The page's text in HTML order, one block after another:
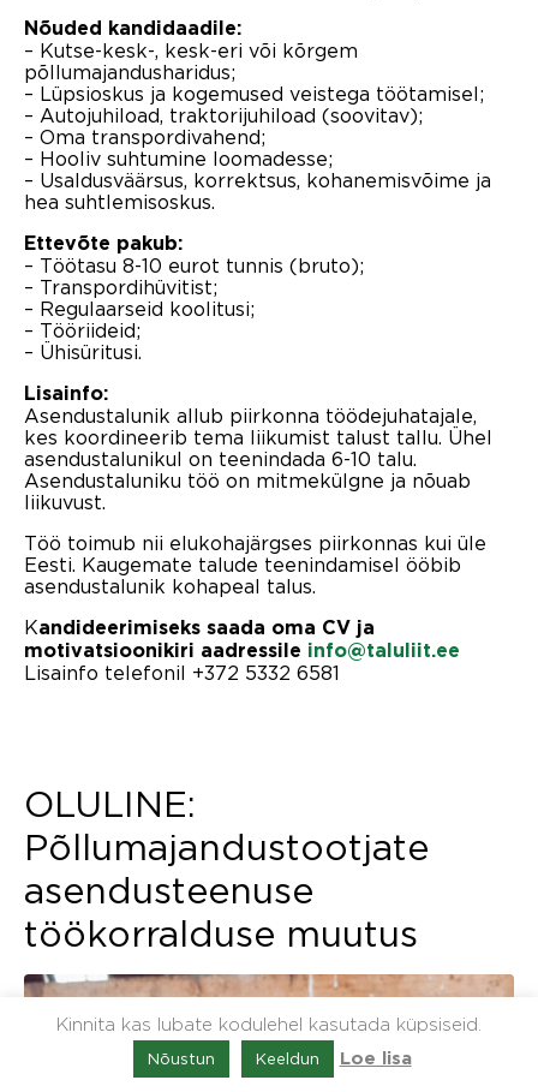
Nõuded kandidaadile:
– Kutse-kesk-, kesk-eri või kõrgem
põllumajandusharidus;
– Lüpsioskus ja kogemused veistega töötamisel;
– Autojuhiload, traktorijuhiload (soovitav);
– Oma transpordivahend;
– Hooliv suhtumine loomadesse;
– Usaldusväärsus, korrektsus, kohanemisvõime ja
hea suhtlemisoskus.
Ettevõte pakub:
– Töötasu 8-10 eurot tunnis (bruto);
– Transpordihüvitist;
– Regulaarseid koolitusi;
– Tööriideid;
– Ühisüritusi.
Lisainfo:
Asendustalunik allub piirkonna töödejuhatajale,
kes koordineerib tema liikumist talust tallu. Ühel
asendustalunikul on teenindada 6-10 talu.
Asendustaluniku töö on mitmekülgne ja nõuab
liikuvust.
Töö toimub nii elukohajärgses piirkonnas kui üle
Eesti. Kaugemate talude teenindamisel ööbib
asendustalunik kohapeal talus.
Kandideerimiseks saada oma CV ja
motivatsioonikiri aadressile info@taluliit.ee
Lisainfo telefonil +372 5332 6581
OLULINE:
Põllumajandustootjate
asendusteenuse
töökorralduse muutus
Kinnita kas lubate kodulehel kasutada küpsiseid.
Nõustun Keeldun Loe lisa